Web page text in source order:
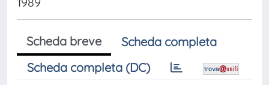
Scheda breve
Scheda completa
Scheda completa (DC)